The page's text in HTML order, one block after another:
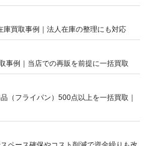
庫買取事例｜法人在庫の整理にも対応
事例｜当店での再販を前提に一括買取
（フライパン）500点以上を一括買取｜